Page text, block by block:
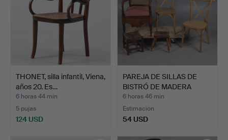
THONET, silla infantil, Viena,
años 20. Es…
6 horas 44 min
5 pujas
124 USD
PAREJA DE SILLAS DE
BISTRÓ DE MADERA
CURVA…
6 horas 46 min
Estimación
54 USD